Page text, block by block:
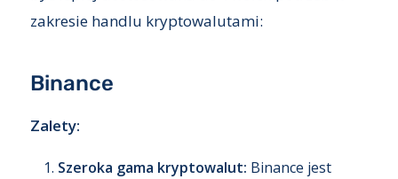
zakresie handlu kryptowalutami:
Binance
Zalety:
Szeroka gama kryptowalut: Binance jest